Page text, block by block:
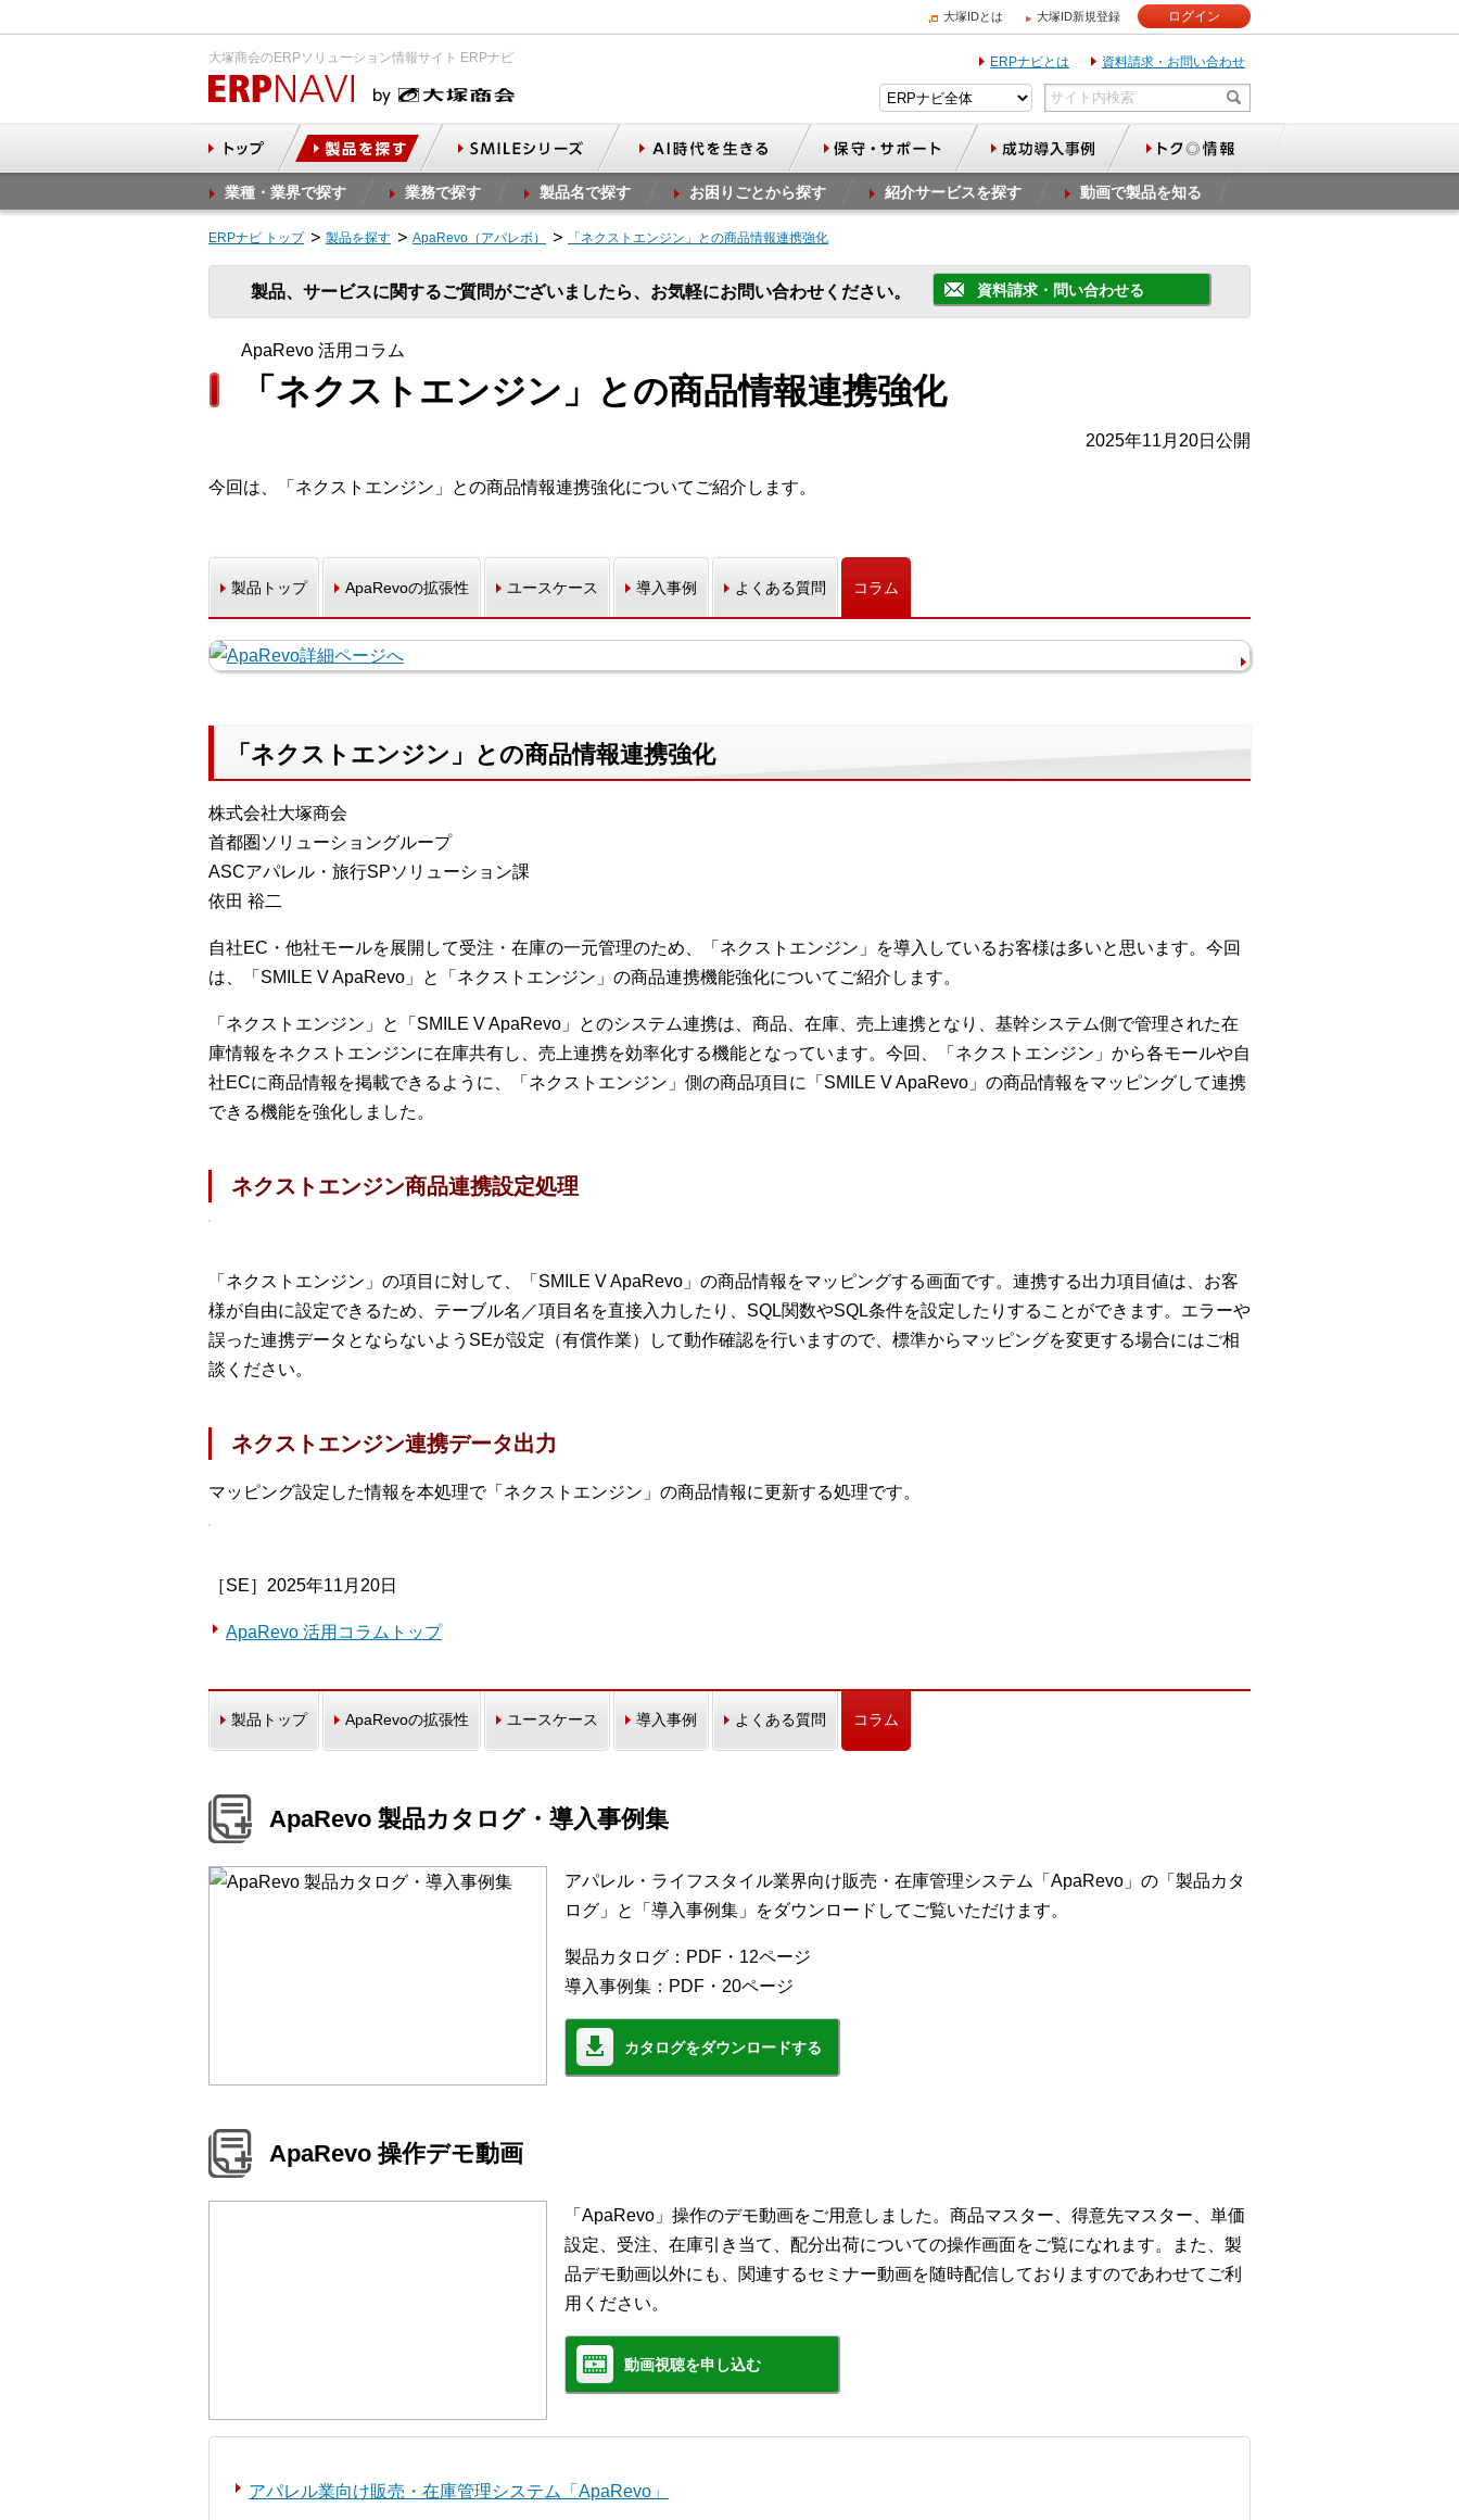
大塚IDとは 大塚ID新規登録 ログイン
大塚商会のERPソリューション情報サイト ERPナビ ERPナビとは 資料請求・お問い合わせ
業種・業界で探す 業務で探す 製品名で探す お困りごとから探す 紹介サービスを探す 動画で製品を知る
ERPナビ トップ 製品を探す ApaRevo（アパレボ） 「ネクストエンジン」との商品情報連携強化
製品、サービスに関するご質問がございましたら、お気軽にお問い合わせください。 資料請求・問い合わせる
ApaRevo 活用コラム
「ネクストエンジン」との商品情報連携強化
2025年11月20日公開
今回は、「ネクストエンジン」との商品情報連携強化についてご紹介します。
製品トップ ApaRevoの拡張性 ユースケース 導入事例 よくある質問 コラム
「ネクストエンジン」との商品情報連携強化
株式会社大塚商会
首都圏ソリューショングループ
ASCアパレル・旅行SPソリューション課
依田 裕二
自社EC・他社モールを展開して受注・在庫の一元管理のため、「ネクストエンジン」を導入しているお客様は多いと思います。今回
は、「SMILE V ApaRevo」と「ネクストエンジン」の商品連携機能強化についてご紹介します。
「ネクストエンジン」と「SMILE V ApaRevo」とのシステム連携は、商品、在庫、売上連携となり、基幹システム側で管理された在
庫情報をネクストエンジンに在庫共有し、売上連携を効率化する機能となっています。今回、「ネクストエンジン」から各モールや自
社ECに商品情報を掲載できるように、「ネクストエンジン」側の商品項目に「SMILE V ApaRevo」の商品情報をマッピングして連携
できる機能を強化しました。
ネクストエンジン商品連携設定処理
「ネクストエンジン」の項目に対して、「SMILE V ApaRevo」の商品情報をマッピングする画面です。連携する出力項目値は、お客
様が自由に設定できるため、テーブル名／項目名を直接入力したり、SQL関数やSQL条件を設定したりすることができます。エラーや
誤った連携データとならないようSEが設定（有償作業）して動作確認を行いますので、標準からマッピングを変更する場合にはご相
談ください。
ネクストエンジン連携データ出力
マッピング設定した情報を本処理で「ネクストエンジン」の商品情報に更新する処理です。
［SE］2025年11月20日
ApaRevo 活用コラムトップ
製品トップ ApaRevoの拡張性 ユースケース 導入事例 よくある質問 コラム
ApaRevo 製品カタログ・導入事例集
アパレル・ライフスタイル業界向け販売・在庫管理システム「ApaRevo」の「製品カタ
ログ」と「導入事例集」をダウンロードしてご覧いただけます。
製品カタログ：PDF・12ページ
導入事例集：PDF・20ページ
カタログをダウンロードする
ApaRevo 操作デモ動画
「ApaRevo」操作のデモ動画をご用意しました。商品マスター、得意先マスター、単価
設定、受注、在庫引き当て、配分出荷についての操作画面をご覧になれます。また、製
品デモ動画以外にも、関連するセミナー動画を随時配信しておりますのであわせてご利
用ください。
動画視聴を申し込む
アパレル業向け販売・在庫管理システム「ApaRevo」